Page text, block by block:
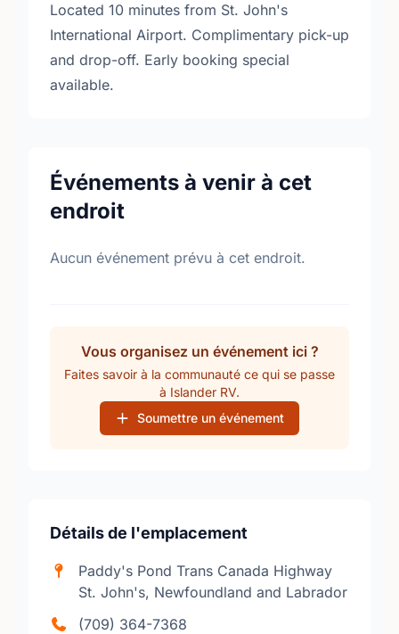
Located 10 minutes from St. John's
International Airport. Complimentary pick-up
and drop-off. Early booking special
available.
Événements à venir à cet
endroit
Aucun événement prévu à cet endroit.
Vous organisez un événement ici ?
Faites savoir à la communauté ce qui se passe
à Islander RV.
Soumettre un événement
Détails de l'emplacement
Paddy's Pond Trans Canada Highway
St. John's, Newfoundland and Labrador
(709) 364-7368